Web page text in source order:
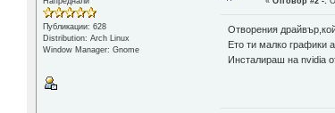
Публикации: 628
Distribution: Arch Linux
Window Manager: Gnome
Отворения
Ето ти малко графики
Инсталираш на nvidia